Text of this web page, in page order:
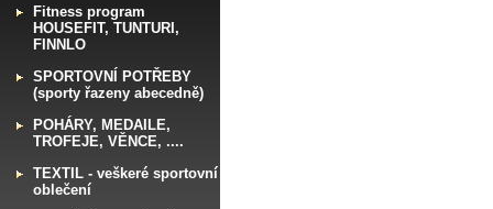
Fitness program
HOUSEFIT, TUNTURI,
FINNLO
S PORTOVNÍ POTŘEBY
(sporty řazeny abecedně)
POHÁRY, MEDAILE,
TROFEJE, VĚNCE, ....
TEXTIL - veškeré sportovní
oblečení